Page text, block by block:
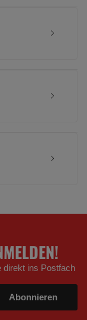
direkt ins Postfach
Abonnieren